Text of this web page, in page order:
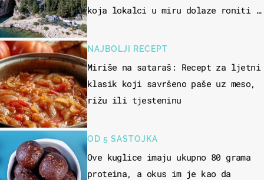
koja lokalci u miru dolaze roniti i
NAJBOLJI RECEPT
Miriše na sataraš: Recept za ljetni
klasik koji savršeno paše uz meso,
rižu ili tjesteninu
OD 5 SASTOJKA
Ove kuglice imaju ukupno 80 grama
proteina, a okus im je kao da